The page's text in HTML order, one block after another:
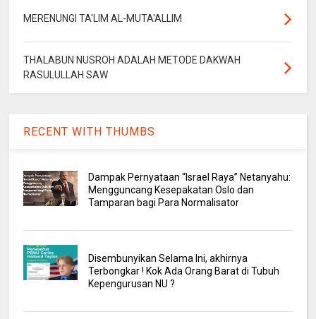
MERENUNGI TA'LIM AL-MUTA'ALLIM
THALABUN NUSROH ADALAH METODE DAKWAH
RASULULLAH SAW
RECENT WITH THUMBS
Dampak Pernyataan “Israel Raya” Netanyahu:
Mengguncang Kesepakatan Oslo dan
Tamparan bagi Para Normalisator
Disembunyikan Selama Ini, akhirnya
Terbongkar ! Kok Ada Orang Barat di Tubuh
Kepengurusan NU ?